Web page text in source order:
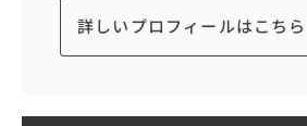
詳しいプロフィールはこちら